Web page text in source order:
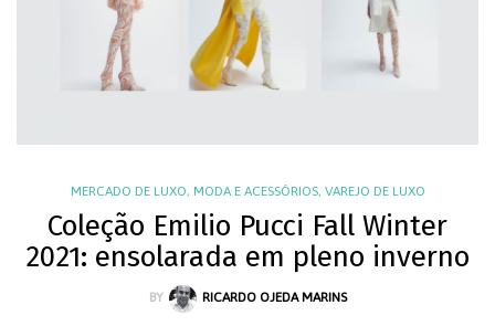
MERCADO DE LUXO, MODA E ACESSÓRIOS, VAREJO DE LUXO
Coleção Emilio Pucci Fall Winter
2021: ensolarada em pleno inverno
BY RICARDO OJEDA MARINS